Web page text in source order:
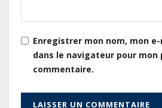
Enregistrer mon nom, mon
dans le navigateur pour mon
commentaire.
de FCFA, à fin
Gabon : Le
améliorer la